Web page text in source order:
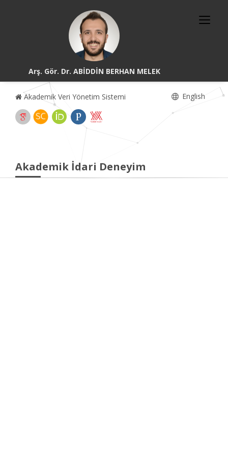
Arş. Gör. Dr. ABİDDİN BERHAN MELEK
Akademik Veri Yönetim Sistemi English
Akademik İdari Deneyim